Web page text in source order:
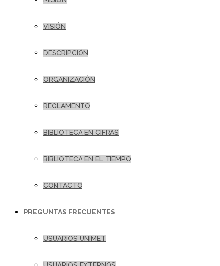
VISIÓN
DESCRIPCIÓN
ORGANIZACIÓN
REGLAMENTO
BIBLIOTECA EN CIFRAS
BIBLIOTECA EN EL TIEMPO
CONTACTO
PREGUNTAS FRECUENTES
USUARIOS UNIMET